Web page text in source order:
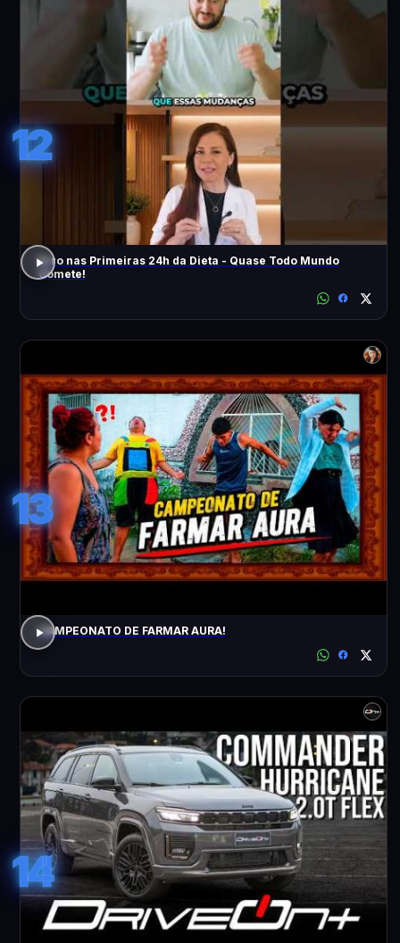
12
Erro nas Primeiras 24h da Dieta - Quase Todo Mundo
Comete!
13
CAMPEONATO DE FARMAR AURA!
14